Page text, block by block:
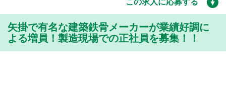
矢掛で有名な建築鉄骨メーカーが業績好調に
よる増員！製造現場での正社員を募集！！